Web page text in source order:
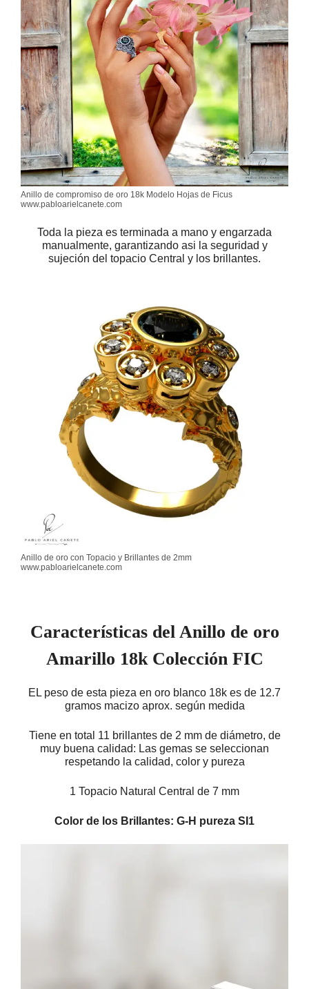
Anillo de compromiso de oro 18k Modelo Hojas de Ficus
www.pabloarielcanete.com
Toda la pieza es terminada a mano y engarzada
manualmente, garantizando asi la seguridad y
sujeción del topacio Central y los brillantes.
Anillo de oro con Topacio y Brillantes de 2mm
www.pabloarielcanete.com
Características del Anillo de oro
Amarillo 18k Colección FIC
EL peso de esta pieza en oro blanco 18k es de 12.7
gramos macizo aprox. según medida
Tiene en total 11 brillantes de 2 mm de diámetro, de
muy buena calidad: Las gemas se seleccionan
respetando la calidad, color y pureza
1 Topacio Natural Central de 7 mm
Color de los Brillantes: G-H pureza SI1